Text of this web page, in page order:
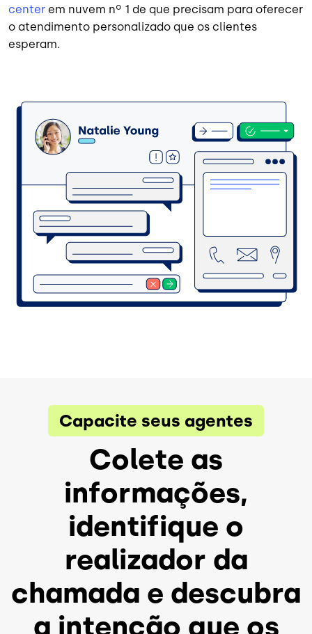
center em nuvem nº 1 de que precisam para oferecer
o atendimento personalizado que os clientes
esperam.
Capacite seus agentes
Colete as
informações,
identifique o
realizador da
chamada e descubra
a intenção que os